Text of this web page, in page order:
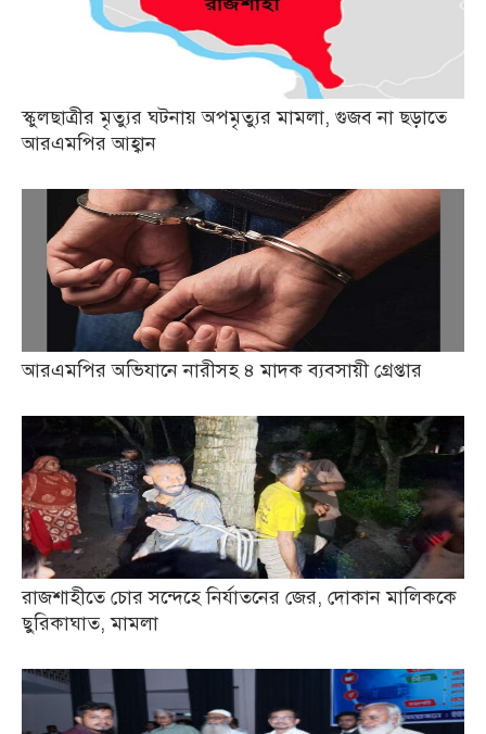
স্কুলছাত্রীর মৃত্যুর ঘটনায় অপমৃত্যুর মামলা, গুজব না ছড়াতে
আরএমপির আহ্বান
আরএমপির অভিযানে নারীসহ ৪ মাদক ব্যবসায়ী গ্রেপ্তার
রাজশাহীতে চোর সন্দেহে নির্যাতনের জের, দোকান মালিককে
ছুরিকাঘাত, মামলা